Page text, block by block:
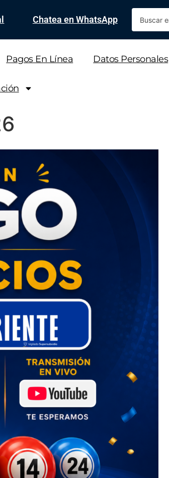
Chatea en WhatsApp
Pagos En Línea Datos Personales